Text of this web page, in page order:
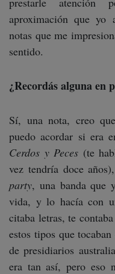
aproximación que yo
notas que me
sentido.
¿Recordás alguna en
Sí, una nota, creo
puedo acordar si era
Cerdos y Peces (te
vez tendría doce
party, una banda que
vida, y lo hacía con
citaba letras, te
estos tipos que
de presidiarios
era tan así, pero eso